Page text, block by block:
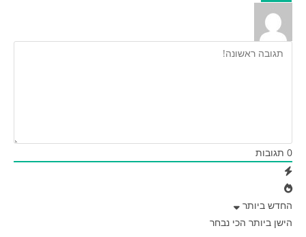
0 תגובות
החדש ביותר
הישן ביותר הכי נבחר